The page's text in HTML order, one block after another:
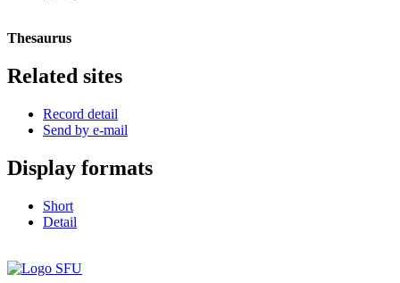
Thesaurus
Related sites
Record detail
Send by e-mail
Display formats
Short
Detail